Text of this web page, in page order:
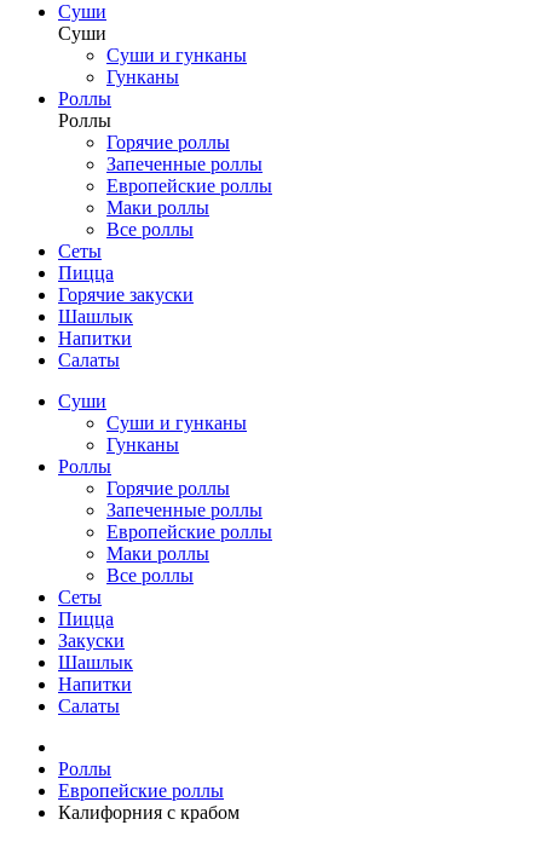
Суши
Суши
Суши и гунканы
Гунканы
Роллы
Роллы
Горячие роллы
Запеченные роллы
Европейские роллы
Маки роллы
Все роллы
Сеты
Пицца
Горячие закуски
Шашлык
Напитки
Салаты
Суши
Суши и гунканы
Гунканы
Роллы
Горячие роллы
Запеченные роллы
Европейские роллы
Маки роллы
Все роллы
Сеты
Пицца
Закуски
Шашлык
Напитки
Салаты
Роллы
Европейские роллы
Калифорния с крабом